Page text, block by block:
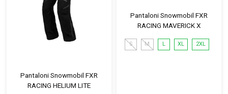
Pantaloni Snowmobil FXR
RACING HELIUM LITE
Pantaloni Snowmobil FXR
RACING MAVERICK X
S M L XL 2XL